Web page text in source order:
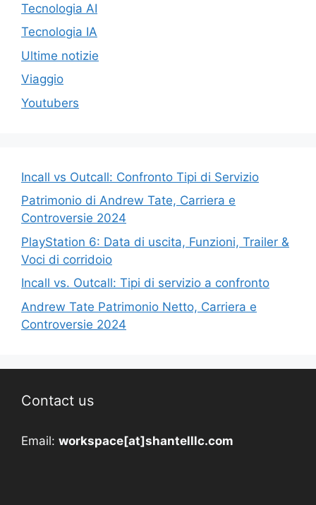
Tecnologia AI
Tecnologia IA
Ultime notizie
Viaggio
Youtubers
Incall vs Outcall: Confronto Tipi di Servizio
Patrimonio di Andrew Tate, Carriera e
Controversie 2024
PlayStation 6: Data di uscita, Funzioni, Trailer &
Voci di corridoio
Incall vs. Outcall: Tipi di servizio a confronto
Andrew Tate Patrimonio Netto, Carriera e
Controversie 2024
Contact us
Email: workspace[at]shantelllc.com